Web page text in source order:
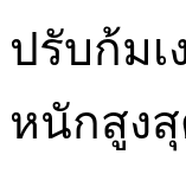
ปรับก้ม
หนักสูง